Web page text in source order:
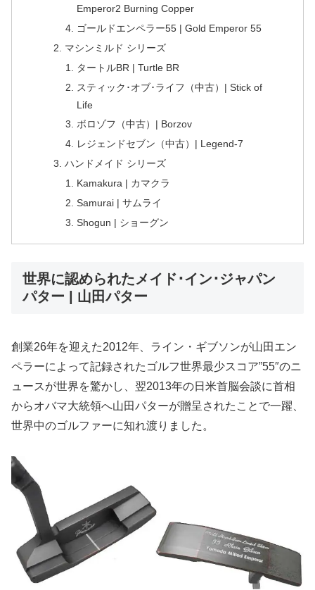
Emperor2 Burning Copper
ゴールドエンペラー55 | Gold Emperor 55
マシンミルド シリーズ
タートルBR | Turtle BR
スティック･オブ･ライフ（中古）| Stick of
Life
ボロゾフ（中古）| Borzov
レジェンドセブン（中古）| Legend-7
ハンドメイド シリーズ
Kamakura | カマクラ
Samurai | サムライ
Shogun | ショーグン
世界に認められたメイド･イン･ジャパン
パター | 山田パター
創業26年を迎えた2012年、ライン・ギブソンが山田エン
ペラーによって記録されたゴルフ世界最少スコア”55″のニ
ュースが世界を驚かし、翌2013年の日米首脳会談に首相
からオバマ大統領へ山田パターが贈呈されたことで一躍、
世界中のゴルファーに知れ渡りました。